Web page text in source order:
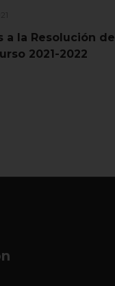
a la Resolución de
2021-2022